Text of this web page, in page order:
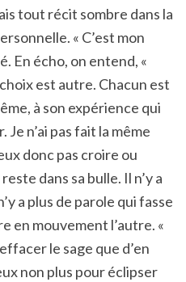
tout récit sombre dans la
« C’est mon
En écho, on entend, «
est autre. Chacun est
à son expérience qui
n’ai pas fait la même
donc pas croire ou
dans sa bulle. Il n’y a
a plus de parole qui fasse
en mouvement l’autre. «
le sage que d’en
non plus pour éclipser